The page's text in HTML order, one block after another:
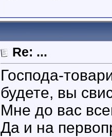
Re: ...
Господа-
будете, вы
Мне до вас
Да и на